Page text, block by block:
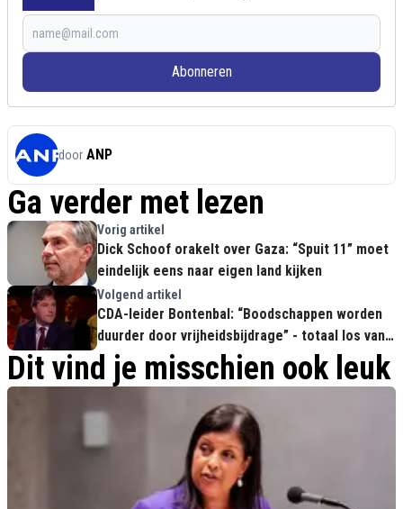
Abonneren
door ANP
Ga verder met lezen
Vorig artikel
Dick Schoof orakelt over Gaza: “Spuit 11” moet
eindelijk eens naar eigen land kijken
Volgend artikel
CDA-leider Bontenbal: “Boodschappen worden
duurder door vrijheidsbijdrage” - totaal los van
de realiteit
Dit vind je misschien ook leuk